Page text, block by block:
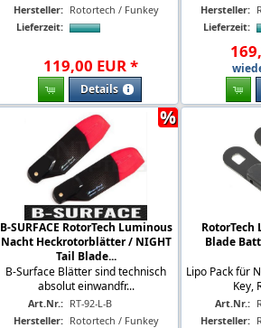
Hersteller: Rotortech / Funkey
Lieferzeit:
119,00 EUR*
Details
Hersteller:
Lieferzeit:
169
B-SURFACE RotorTech Luminous
Nacht Heckrotorblätter / NIGHT
Tail Blade...
B-Surface Blätter sind technisch
absolut einwandfr...
Art.Nr.: RT-92-L-B
Hersteller: Rotortech / Funkey
%
Blade
Lipo Pack für
Key,
Art.Nr.:
Hersteller: